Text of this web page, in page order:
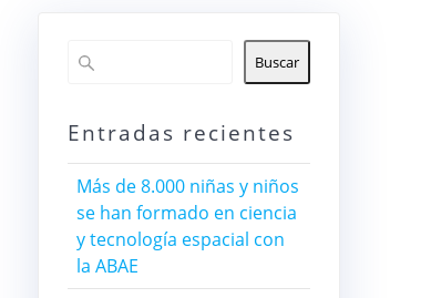
Buscar
Entradas recientes
Más de 8.000 niñas y niños
se han formado en ciencia
y tecnología espacial con
la ABAE